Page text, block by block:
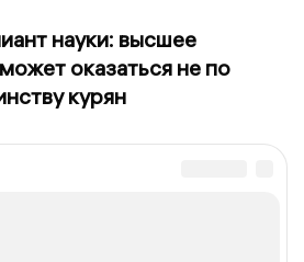
науки: высшее
оказаться не по
курян